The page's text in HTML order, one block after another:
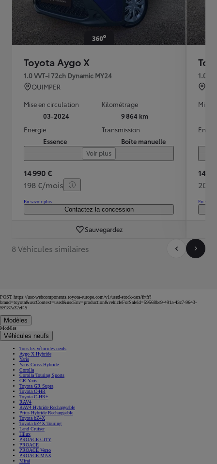
Toyota Aygo X
1.0 VVT-i 72ch Dynamic MY24
QUIMPER
Mise en circulation
03-2024
Kilométrage
9 864 km
Energie
Essence
Transmission
Boîte manuelle
Voir plus
14 990 €
198 €/mois
En savoir plus
Contactez la concession
Sauvegardez
1.0
Mise
14
204
En
8 Véhicules similaires
POST https://usc-webcomponents.toyota-europe.com/v1/used-stock-cars/fr/fr?
brand=toyota&uscContext=used&uscEnv=production&vehicleForSaleId=59568be9-491a-43c7-9643-
59187a32ef45
Modèles
Modèles
Véhicules neufs
Tous les véhicules neufs
Aygo X Hybride
Yaris
Yaris Cross Hybride
Corolla
Corolla Touring Sports
GR Yaris
Toyota GR Supra
Toyota C-HR
Toyota C-HR+
RAV4
RAV4 Hybride Rechargeable
Prius Hybride Rechargeable
Toyota bZ4X
Toyota bZ4X Touring
Land Cruiser
Hilux
PROACE CITY
PROACE
PROACE Verso
PROACE MAX
Mirai